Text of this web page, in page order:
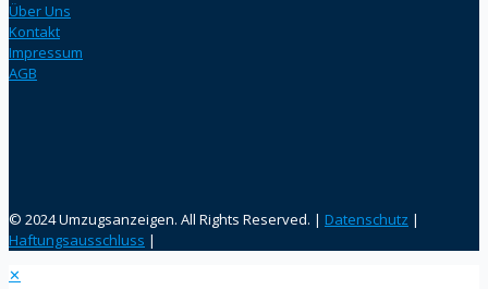
Über Uns
Kontakt
Impressum
AGB
© 2024 Umzugsanzeigen. All Rights Reserved. | Datenschutz |
Haftungsausschluss |
✕